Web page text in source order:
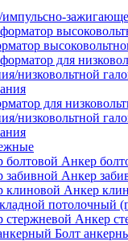
импульсно-
для
низковольтной
Анкер
Анкер
Анкер
потолочный
Анкер
Болт